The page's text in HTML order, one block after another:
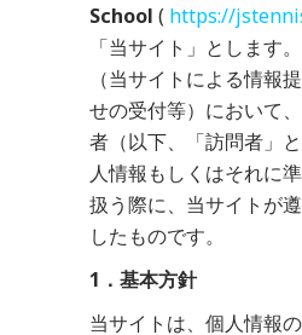
School ( https://
「当サイト」とします
（当サイトによる情報
せの受付等）において
者（以下、「訪問者」
人情報もしくはそれに
扱う際に、当サイトが
したものです。
1．基本方針
当サイトは、個人情報